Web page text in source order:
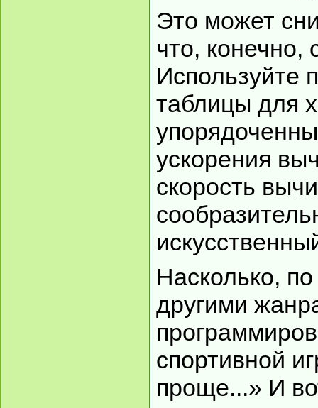
Это может
что, конечно,
Используйте
таблицы для
ускорения
скорость
Насколько,
другими
спортивной
проще...» И